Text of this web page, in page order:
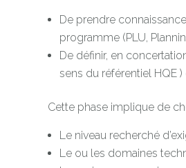
De prendre
programme (PLU,
De définir, en
sens du référentiel HQE
Cette phase implique de
Le niveau recherché
Le ou les domaines